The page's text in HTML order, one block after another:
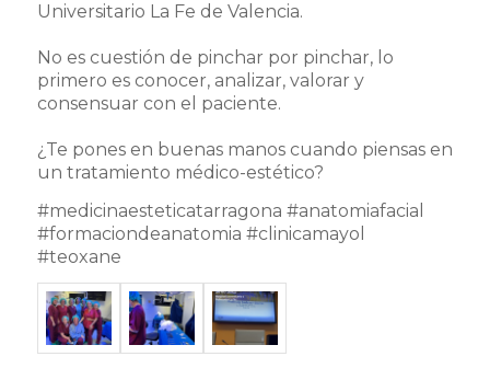
Universitario La Fe de Valencia.⁣
No es cuestión de pinchar por pinchar, lo
primero es conocer, analizar, valorar y
consensuar con el paciente.⁣
¿Te pones en buenas manos cuando piensas en
un tratamiento médico-estético?
#medicinaesteticatarragona #anatomiafacial
#formaciondeanatomia #clinicamayol
#teoxane